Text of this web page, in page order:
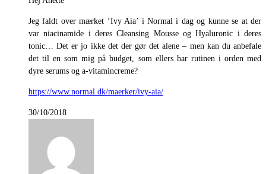
Jeg faldt over mærket ‘Ivy Aia’ i Normal i dag og kunne se at der
var niacinamide i deres Cleansing Mousse og Hyaluronic i deres
tonic… Det er jo ikke det der gør det alene – men kan du anbefale
det til en som mig på budget, som ellers har rutinen i orden med
dyre serums og a-vitamincreme?
https://www.normal.dk/maerker/ivy-aia/
30/10/2018